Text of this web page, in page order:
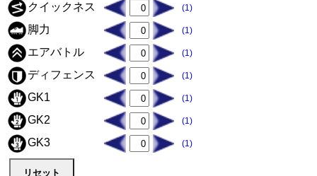
クイックネス (1)
脚力 (1)
エアバトル (1)
ディフェンス (1)
GK1 (1)
GK2 (1)
GK3 (1)